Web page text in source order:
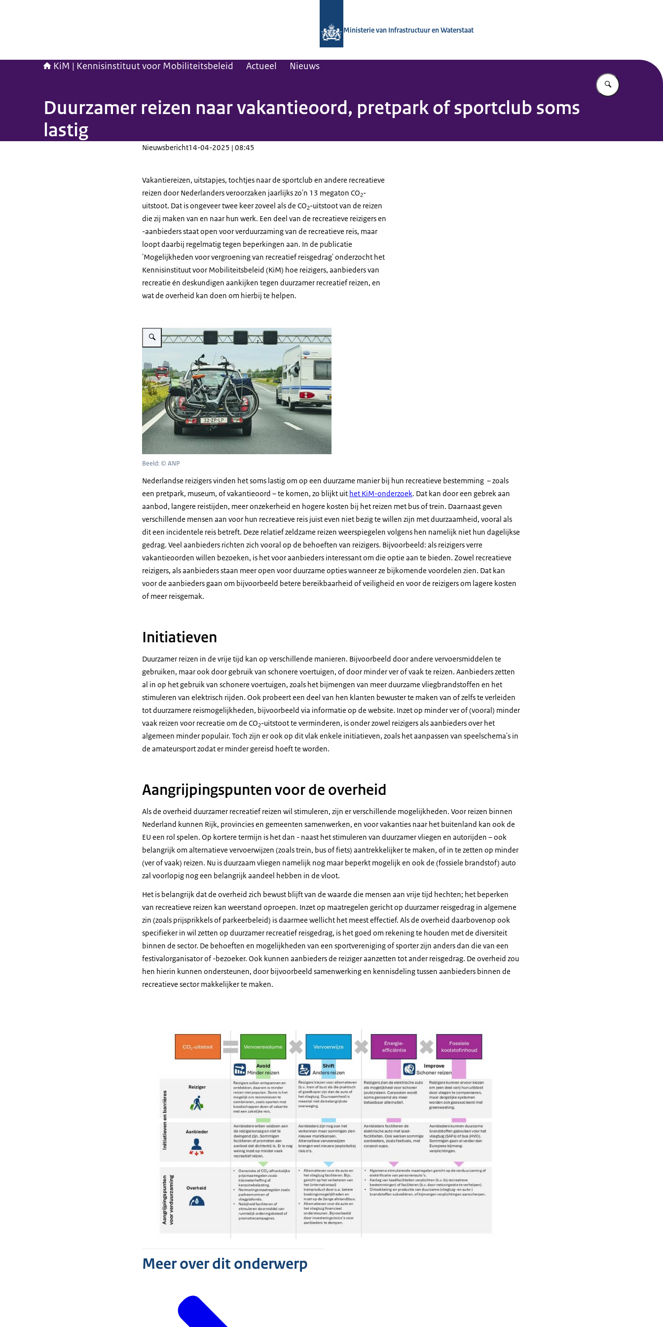
Ministerie van Infrastructuur en Waterstaat
KiM | Kennisinstituut voor Mobiliteitsbeleid Actueel Nieuws
Vul in wat u
Duurzamer reizen naar vakantieoord, pretpark of sportclub soms
lastig
Nieuwsbericht14-04-2025 | 08:45
Vakantiereizen, uitstapjes, tochtjes naar de sportclub en andere recreatieve
reizen door Nederlanders veroorzaken jaarlijks zo'n 13 megaton CO2-
uitstoot. Dat is ongeveer twee keer zoveel als de CO2-uitstoot van de reizen
die zij maken van en naar hun werk. Een deel van de recreatieve reizigers en
-aanbieders staat open voor verduurzaming van de recreatieve reis, maar
loopt daarbij regelmatig tegen beperkingen aan. In de publicatie
'Mogelijkheden voor vergroening van recreatief reisgedrag' onderzocht het
Kennisinstituut voor Mobiliteitsbeleid (KiM) hoe reizigers, aanbieders van
recreatie én deskundigen aankijken tegen duurzamer recreatief reizen, en
wat de overheid kan doen om hierbij te helpen.
Vergroot afbeelding Vakantieverkeer
Beeld: © ANP
Nederlandse reizigers vinden het soms lastig om op een duurzame manier bij hun recreatieve bestemming – zoals
een pretpark, museum, of vakantieoord – te komen, zo blijkt uit het KiM-onderzoek. Dat kan door een gebrek aan
aanbod, langere reistijden, meer onzekerheid en hogere kosten bij het reizen met bus of trein. Daarnaast geven
verschillende mensen aan voor hun recreatieve reis juist even niet bezig te willen zijn met duurzaamheid, vooral als
dit een incidentele reis betreft. Deze relatief zeldzame reizen weerspiegelen volgens hen namelijk niet hun dagelijkse
gedrag. Veel aanbieders richten zich vooral op de behoeften van reizigers. Bijvoorbeeld: als reizigers verre
vakantieoorden willen bezoeken, is het voor aanbieders interessant om die optie aan te bieden. Zowel recreatieve
reizigers, als aanbieders staan meer open voor duurzame opties wanneer ze bijkomende voordelen zien. Dat kan
voor de aanbieders gaan om bijvoorbeeld betere bereikbaarheid of veiligheid en voor de reizigers om lagere kosten
of meer reisgemak.
Initiatieven
Duurzamer reizen in de vrije tijd kan op verschillende manieren. Bijvoorbeeld door andere vervoersmiddelen te
gebruiken, maar ook door gebruik van schonere voertuigen, of door minder ver of vaak te reizen. Aanbieders zetten
al in op het gebruik van schonere voertuigen, zoals het bijmengen van meer duurzame vliegbrandstoffen en het
stimuleren van elektrisch rijden. Ook probeert een deel van hen klanten bewuster te maken van of zelfs te verleiden
tot duurzamere reismogelijkheden, bijvoorbeeld via informatie op de website. Inzet op minder ver of (vooral) minder
vaak reizen voor recreatie om de CO2-uitstoot te verminderen, is onder zowel reizigers als aanbieders over het
algemeen minder populair. Toch zijn er ook op dit vlak enkele initiatieven, zoals het aanpassen van speelschema's in
de amateursport zodat er minder gereisd hoeft te worden.
Aangrijpingspunten voor de overheid
Als de overheid duurzamer recreatief reizen wil stimuleren, zijn er verschillende mogelijkheden. Voor reizen binnen
Nederland kunnen Rijk, provincies en gemeenten samenwerken, en voor vakanties naar het buitenland kan ook de
EU een rol spelen. Op kortere termijn is het dan - naast het stimuleren van duurzamer vliegen en autorijden – ook
belangrijk om alternatieve vervoerwijzen (zoals trein, bus of fiets) aantrekkelijker te maken, of in te zetten op minder
(ver of vaak) reizen. Nu is duurzaam vliegen namelijk nog maar beperkt mogelijk en ook de (fossiele brandstof) auto
zal voorlopig nog een belangrijk aandeel hebben in de vloot.
Het is belangrijk dat de overheid zich bewust blijft van de waarde die mensen aan vrije tijd hechten; het beperken
van recreatieve reizen kan weerstand oproepen. Inzet op maatregelen gericht op duurzamer reisgedrag in algemene
zin (zoals prijsprikkels of parkeerbeleid) is daarmee wellicht het meest effectief. Als de overheid daarbovenop ook
specifieker in wil zetten op duurzamer recreatief reisgedrag, is het goed om rekening te houden met de diversiteit
binnen de sector. De behoeften en mogelijkheden van een sportvereniging of sporter zijn anders dan die van een
festivalorganisator of -bezoeker. Ook kunnen aanbieders de reiziger aanzetten tot ander reisgedrag. De overheid zou
hen hierin kunnen ondersteunen, door bijvoorbeeld samenwerking en kennisdeling tussen aanbieders binnen de
recreatieve sector makkelijker te maken.
Meer over dit onderwerp